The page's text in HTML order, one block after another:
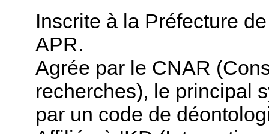
Inscrite à la Préfecture
APR.
Agrée par le CNAR
recherches), le principal
par un code de